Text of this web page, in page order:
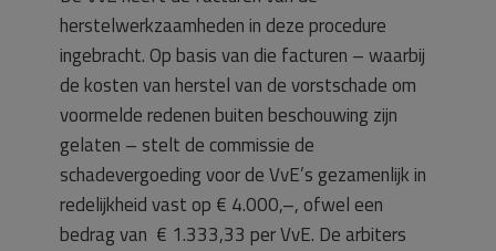
herstelwerkzaamheden in deze procedure
ingebracht. Op basis van die facturen – waarbij
de kosten van herstel van de vorstschade om
voormelde redenen buiten beschouwing zijn
gelaten – stelt de commissie de
schadevergoeding voor de VvE’s gezamenlijk in
redelijkheid vast op € 4.000,–, ofwel een
bedrag van € 1.333,33 per VvE. De arbiters